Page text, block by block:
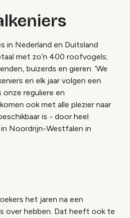
in Nederland en Duitsland
met zo’n 400 roofvogels;
buizerds en gieren. ‘We
en elk jaar volgen een
onze reguliere en
ook met alle plezier naar
is - door heel
Noordrijn-Westfalen in
het jaren na een
over hebben. Dat heeft ook te